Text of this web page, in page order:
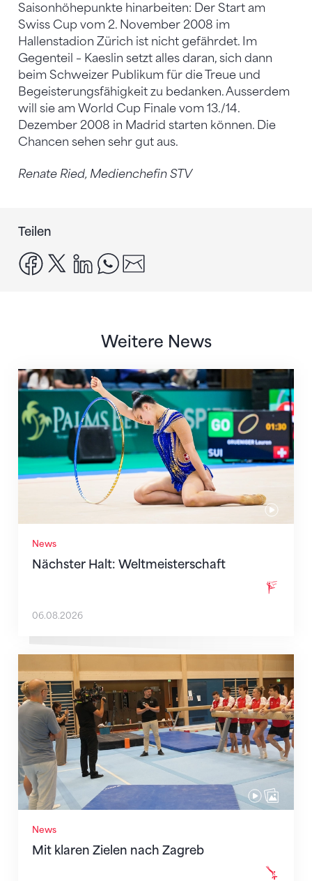
Saisonhöhepunkte hinarbeiten: Der Start am
Swiss Cup vom 2. November 2008 im
Hallenstadion Zürich ist nicht gefährdet. Im
Gegenteil – Kaeslin setzt alles daran, sich dann
beim Schweizer Publikum für die Treue und
Begeisterungsfähigkeit zu bedanken. Ausserdem
will sie am World Cup Finale vom 13./14.
Dezember 2008 in Madrid starten können. Die
Chancen sehen sehr gut aus.
Renate Ried, Medienchefin STV
Teilen
facebook
x linkedinwhatsapp
Weitere News
News
Nächster Halt: Weltmeisterschaft
Nächster Halt: Weltmeisterschaft
06.08.2026
News
Mit klaren Zielen nach Zagreb
Mit klaren Zielen nach Zagreb